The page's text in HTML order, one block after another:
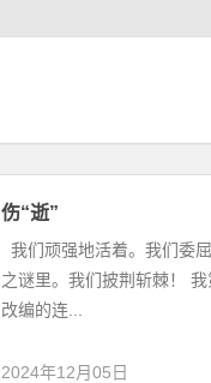
伤“逝”
我们顽强地活着。我们委
之谜里。我们披荆斩棘！
改编的连...
2024年12月05日